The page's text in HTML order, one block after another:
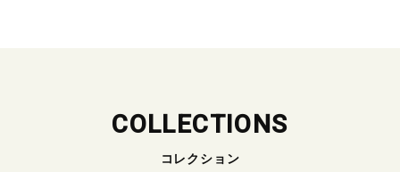
COLLECTIONS
コレクション